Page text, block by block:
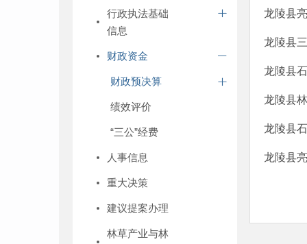
行政执法基础
信息
财政资金
财政预决算
绩效评价
“三公”经费
人事信息
重大决策
建议提案办理
林草产业与林
龙陵县
龙陵县
龙陵县
龙陵县
龙陵县
龙陵县